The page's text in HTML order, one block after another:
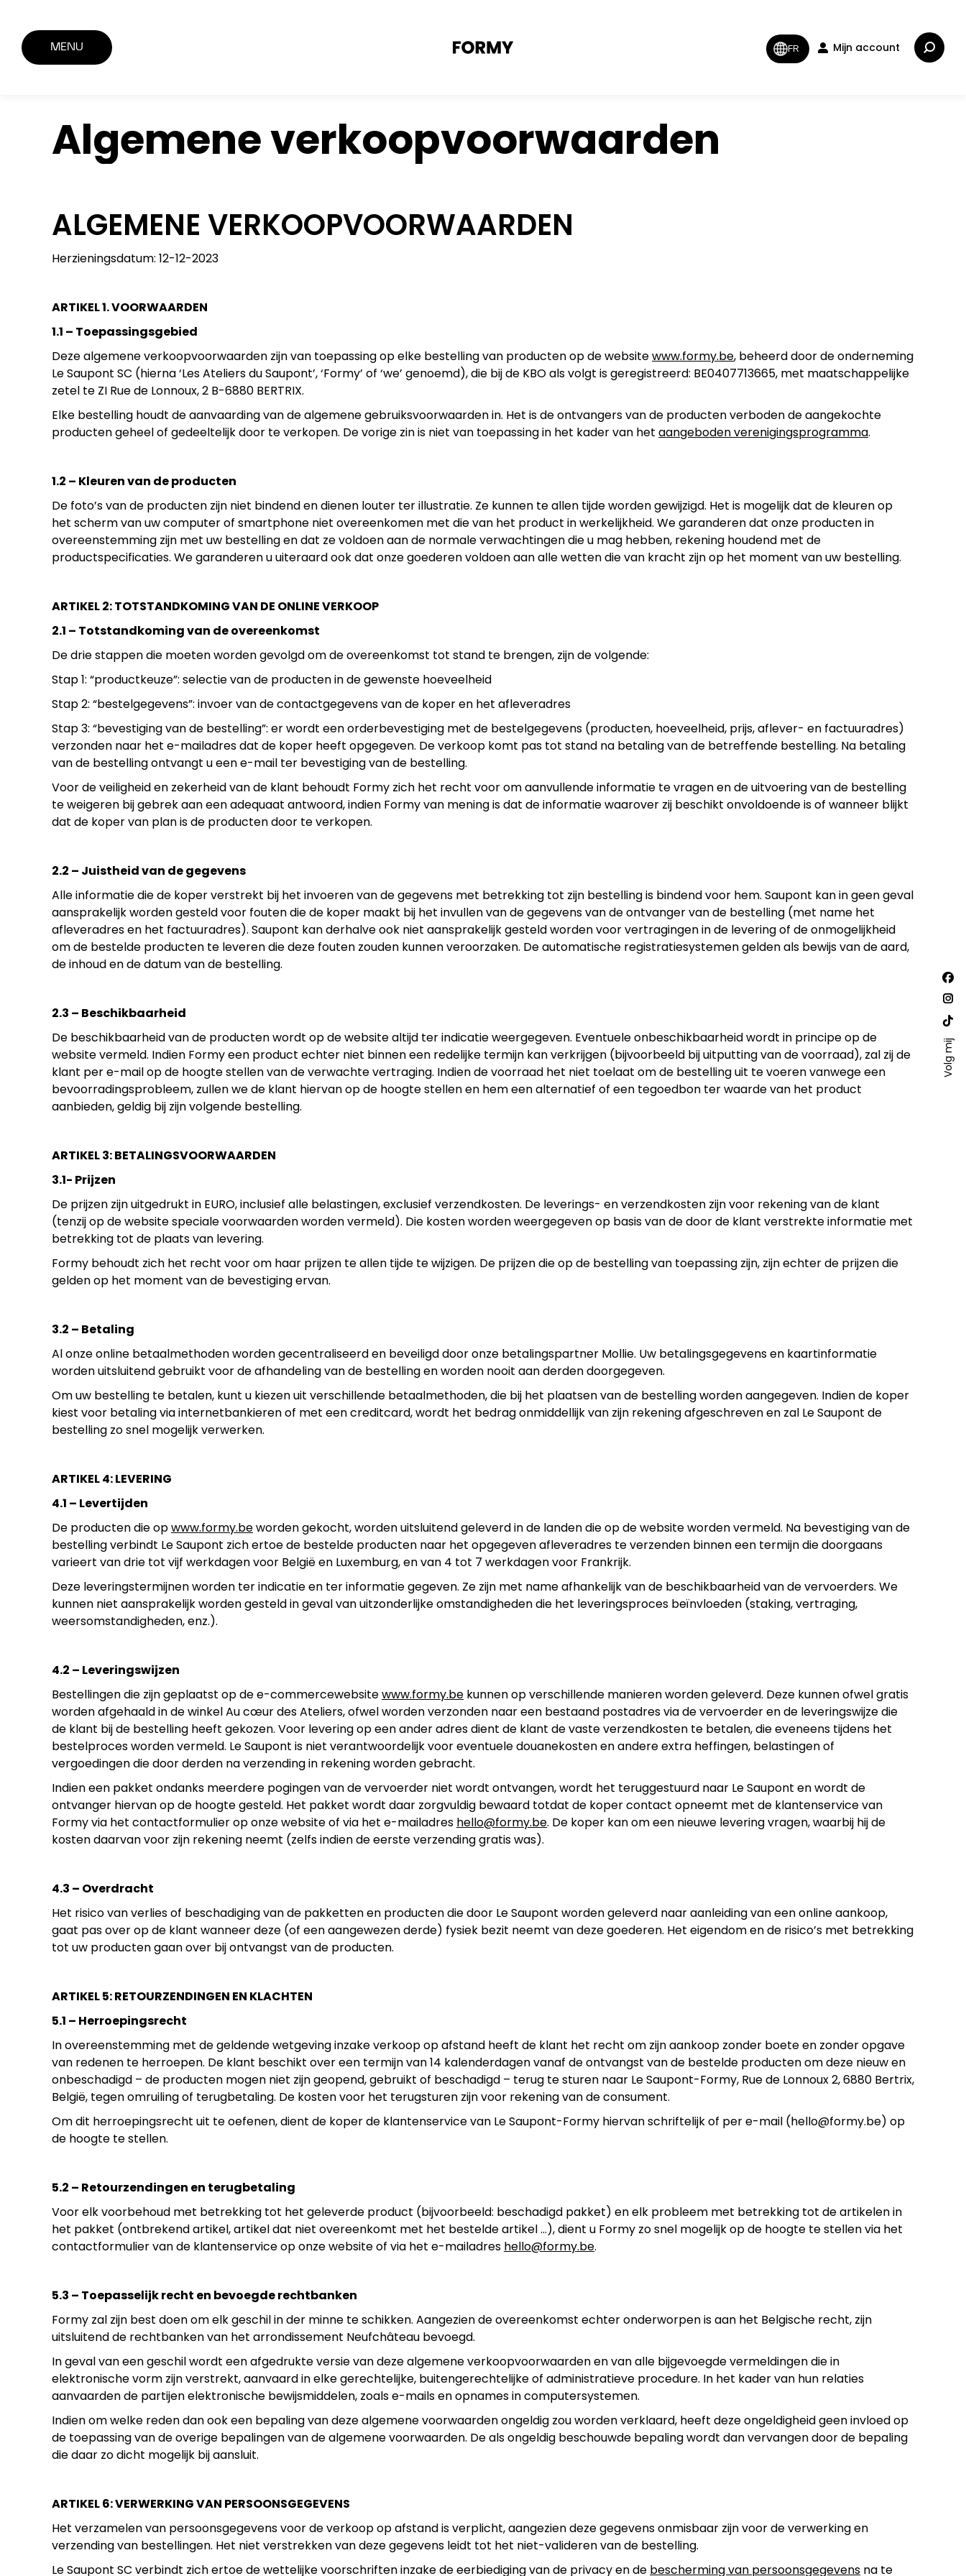
MENU FR Mijn account Zoeken:
Algemene verkoopvoorwaarden
ALGEMENE VERKOOPVOORWAARDEN
Herzieningsdatum: 12-12-2023
ARTIKEL 1. VOORWAARDEN
1.1 – Toepassingsgebied
Deze algemene verkoopvoorwaarden zijn van toepassing op elke bestelling van producten op de websitewww.formy.be, beheerd door de onderneming
Le Saupont SC (hierna ‘Les Ateliers du Saupont’, ‘Formy’ of ‘we’ genoemd), die bij de KBO als volgt is geregistreerd: BE0407713665, met maatschappelijke
zetel te ZI Rue de Lonnoux, 2 B-6880 BERTRIX.
Elke bestelling houdt de aanvaarding van de algemene gebruiksvoorwaarden in. Het is de ontvangers van de producten verboden de aangekochte
producten geheel of gedeeltelijk door te verkopen. De vorige zin is niet van toepassing in het kader van het aangeboden verenigingsprogramma.
1.2 – Kleuren van de producten
De foto’s van de producten zijn niet bindend en dienen louter ter illustratie. Ze kunnen te allen tijde worden gewijzigd. Het is mogelijk dat de kleuren op
het scherm van uw computer of smartphone niet overeenkomen met die van het product in werkelijkheid. We garanderen dat onze producten in
overeenstemming zijn met uw bestelling en dat ze voldoen aan de normale verwachtingen die u mag hebben, rekening houdend met de
productspecificaties. We garanderen u uiteraard ook dat onze goederen voldoen aan alle wetten die van kracht zijn op het moment van uw bestelling.
ARTIKEL 2: TOTSTANDKOMING VAN DE ONLINE VERKOOP
2.1 – Totstandkoming van de overeenkomst
De drie stappen die moeten worden gevolgd om de overeenkomst tot stand te brengen, zijn de volgende:
Stap 1: “productkeuze”: selectie van de producten in de gewenste hoeveelheid
Stap 2: “bestelgegevens”: invoer van de contactgegevens van de koper en het afleveradres
Stap 3: “bevestiging van de bestelling”: er wordt een orderbevestiging met de bestelgegevens (producten, hoeveelheid, prijs, aflever- en factuuradres)
verzonden naar het e-mailadres dat de koper heeft opgegeven. De verkoop komt pas tot stand na betaling van de betreffende bestelling. Na betaling
van de bestelling ontvangt u een e-mail ter bevestiging van de bestelling.
Voor de veiligheid en zekerheid van de klant behoudt Formy zich het recht voor om aanvullende informatie te vragen en de uitvoering van de bestelling
te weigeren bij gebrek aan een adequaat antwoord, indien Formy van mening is dat de informatie waarover zij beschikt onvoldoende is of wanneer blijkt
dat de koper van plan is de producten door te verkopen.
2.2 – Juistheid van de gegevens
Alle informatie die de koper verstrekt bij het invoeren van de gegevens met betrekking tot zijn bestelling is bindend voor hem. Saupont kan in geen geval
aansprakelijk worden gesteld voor fouten die de koper maakt bij het invullen van de gegevens van de ontvanger van de bestelling (met name het
afleveradres en het factuuradres). Saupont kan derhalve ook niet aansprakelijk gesteld worden voor vertragingen in de levering of de onmogelijkheid
om de bestelde producten te leveren die deze fouten zouden kunnen veroorzaken. De automatische registratiesystemen gelden als bewijs van de aard,
de inhoud en de datum van de bestelling.
2.3 – Beschikbaarheid
De beschikbaarheid van de producten wordt op de website altijd ter indicatie weergegeven. Eventuele onbeschikbaarheid wordt in principe op de
website vermeld. Indien Formy een product echter niet binnen een redelijke termijn kan verkrijgen (bijvoorbeeld bij uitputting van de voorraad), zal zij de
klant per e-mail op de hoogte stellen van de verwachte vertraging. Indien de voorraad het niet toelaat om de bestelling uit te voeren vanwege een
bevoorradingsprobleem, zullen we de klant hiervan op de hoogte stellen en hem een alternatief of een tegoedbon ter waarde van het product
aanbieden, geldig bij zijn volgende bestelling.
ARTIKEL 3: BETALINGSVOORWAARDEN
3.1- Prijzen
De prijzen zijn uitgedrukt in EURO, inclusief alle belastingen, exclusief verzendkosten. De leverings- en verzendkosten zijn voor rekening van de klant
(tenzij op de website speciale voorwaarden worden vermeld). Die kosten worden weergegeven op basis van de door de klant verstrekte informatie met
betrekking tot de plaats van levering.
Formy behoudt zich het recht voor om haar prijzen te allen tijde te wijzigen. De prijzen die op de bestelling van toepassing zijn, zijn echter de prijzen die
gelden op het moment van de bevestiging ervan.
3.2 – Betaling
Al onze online betaalmethoden worden gecentraliseerd en beveiligd door onze betalingspartner Mollie. Uw betalingsgegevens en kaartinformatie
worden uitsluitend gebruikt voor de afhandeling van de bestelling en worden nooit aan derden doorgegeven.
Om uw bestelling te betalen, kunt u kiezen uit verschillende betaalmethoden, die bij het plaatsen van de bestelling worden aangegeven. Indien de koper
kiest voor betaling via internetbankieren of met een creditcard, wordt het bedrag onmiddellijk van zijn rekening afgeschreven en zal Le Saupont de
bestelling zo snel mogelijk verwerken.
ARTIKEL 4: LEVERING
4.1 – Levertijden
De producten die opwww.formy.beworden gekocht, worden uitsluitend geleverd in de landen die op de website worden vermeld. Na bevestiging van de
bestelling verbindt Le Saupont zich ertoe de bestelde producten naar het opgegeven afleveradres te verzenden binnen een termijn die doorgaans
varieert van drie tot vijf werkdagen voor België en Luxemburg, en van 4 tot 7 werkdagen voor Frankrijk.
Deze leveringstermijnen worden ter indicatie en ter informatie gegeven. Ze zijn met name afhankelijk van de beschikbaarheid van de vervoerders. We
kunnen niet aansprakelijk worden gesteld in geval van uitzonderlijke omstandigheden die het leveringsproces beïnvloeden (staking, vertraging,
weersomstandigheden, enz.).
4.2 – Leveringswijzen
Bestellingen die zijn geplaatst op de e-commercewebsitewww.formy.be kunnen op verschillende manieren worden geleverd. Deze kunnen ofwel gratis
worden afgehaald in de winkel Au cœur des Ateliers, ofwel worden verzonden naar een bestaand postadres via de vervoerder en de leveringswijze die
de klant bij de bestelling heeft gekozen. Voor levering op een ander adres dient de klant de vaste verzendkosten te betalen, die eveneens tijdens het
bestelproces worden vermeld. Le Saupont is niet verantwoordelijk voor eventuele douanekosten en andere extra heffingen, belastingen of
vergoedingen die door derden na verzending in rekening worden gebracht.
Indien een pakket ondanks meerdere pogingen van de vervoerder niet wordt ontvangen, wordt het teruggestuurd naar Le Saupont en wordt de
ontvanger hiervan op de hoogte gesteld. Het pakket wordt daar zorgvuldig bewaard totdat de koper contact opneemt met de klantenservice van
Formy via het contactformulier op onze website of via het e-mailadres hello@formy.be. De koper kan om een nieuwe levering vragen, waarbij hij de
kosten daarvan voor zijn rekening neemt (zelfs indien de eerste verzending gratis was).
4.3 – Overdracht
Het risico van verlies of beschadiging van de pakketten en producten die door Le Saupont worden geleverd naar aanleiding van een online aankoop,
gaat pas over op de klant wanneer deze (of een aangewezen derde) fysiek bezit neemt van deze goederen. Het eigendom en de risico’s met betrekking
tot uw producten gaan over bij ontvangst van de producten.
ARTIKEL 5: RETOURZENDINGEN EN KLACHTEN
5.1 – Herroepingsrecht
In overeenstemming met de geldende wetgeving inzake verkoop op afstand heeft de klant het recht om zijn aankoop zonder boete en zonder opgave
van redenen te herroepen. De klant beschikt over een termijn van 14 kalenderdagen vanaf de ontvangst van de bestelde producten om deze nieuw en
onbeschadigd – de producten mogen niet zijn geopend, gebruikt of beschadigd – terug te sturen naar Le Saupont-Formy, Rue de Lonnoux 2, 6880 Bertrix,
België, tegen omruiling of terugbetaling. De kosten voor het terugsturen zijn voor rekening van de consument.
Om dit herroepingsrecht uit te oefenen, dient de koper de klantenservice van Le Saupont-Formy hiervan schriftelijk of per e-mail (hello@formy.be) op
de hoogte te stellen.
5.2 – Retourzendingen en terugbetaling
Voor elk voorbehoud met betrekking tot het geleverde product (bijvoorbeeld: beschadigd pakket) en elk probleem met betrekking tot de artikelen in
het pakket (ontbrekend artikel, artikel dat niet overeenkomt met het bestelde artikel …), dient u Formy zo snel mogelijk op de hoogte te stellen via het
contactformulier van de klantenservice op onze website of via het e-mailadres hello@formy.be.
5.3 – Toepasselijk recht en bevoegde rechtbanken
Formy zal zijn best doen om elk geschil in der minne te schikken. Aangezien de overeenkomst echter onderworpen is aan het Belgische recht, zijn
uitsluitend de rechtbanken van het arrondissement Neufchâteau bevoegd.
In geval van een geschil wordt een afgedrukte versie van deze algemene verkoopvoorwaarden en van alle bijgevoegde vermeldingen die in
elektronische vorm zijn verstrekt, aanvaard in elke gerechtelijke, buitengerechtelijke of administratieve procedure. In het kader van hun relaties
aanvaarden de partijen elektronische bewijsmiddelen, zoals e-mails en opnames in computersystemen.
Indien om welke reden dan ook een bepaling van deze algemene voorwaarden ongeldig zou worden verklaard, heeft deze ongeldigheid geen invloed op
de toepassing van de overige bepalingen van de algemene voorwaarden. De als ongeldig beschouwde bepaling wordt dan vervangen door de bepaling
die daar zo dicht mogelijk bij aansluit.
ARTIKEL 6: VERWERKING VAN PERSOONSGEGEVENS
Het verzamelen van persoonsgegevens voor de verkoop op afstand is verplicht, aangezien deze gegevens onmisbaar zijn voor de verwerking en
verzending van bestellingen. Het niet verstrekken van deze gegevens leidt tot het niet-valideren van de bestelling.
Le Saupont SC verbindt zich ertoe de wettelijke voorschriften inzake de eerbiediging van de privacy en de bescherming van persoonsgegevens na te
Volg mij
Vind
op:
in
in